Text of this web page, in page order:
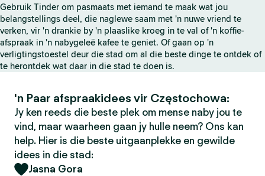
d
Gebruik Tinder om pasmaats met iemand te maak wat jou
belangstellings deel, die naglewe saam met 'n nuwe vriend te
verken, vir 'n drankie by 'n plaaslike kroeg in te val of 'n koffie-
afspraak in 'n nabygeleë kafee te geniet. Of gaan op 'n
verligtingstoestel deur die stad om al die beste dinge te ontdek of
te herontdek wat daar in die stad te doen is.
'n Paar afspraakidees vir Częstochowa:
Jy ken reeds die beste plek om mense naby jou te
vind, maar waarheen gaan jy hulle neem? Ons kan
help. Hier is die beste uitgaanplekke en gewilde
idees in die stad:
Jasna Gora